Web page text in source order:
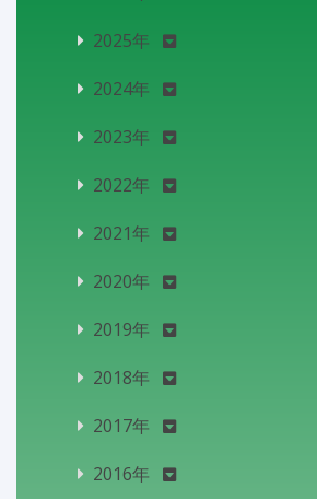
2025年
2024年
2023年
2022年
2021年
2020年
2019年
2018年
2017年
2016年